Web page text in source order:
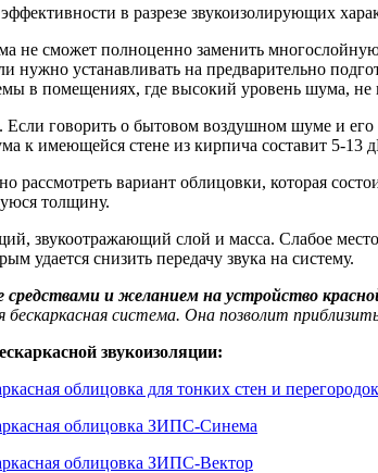
в разрезе звукоизолирующих
не сможет полноценно заменить
нужно устанавливать на предварительно
в помещениях, где высокий уровень шума, не
Если говорить о бытовом воздушном шуме и
к имеющейся стене из кирпича составит 5-13
рассмотреть вариант облицовки, которая
толщину.
звукоотражающий слой и масса. Слабое
удается снизить передачу звука на систему.
средствами и желанием на устройство
бескаркасная система. Она позволит
звукоизоляции:
облицовка для тонких стен и
облицовка ЗИПС-Синема
облицовка ЗИПС-Вектор